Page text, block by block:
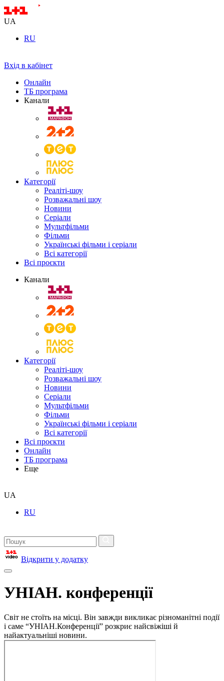
UA
RU
Вхід в кабінет
Онлайн
ТБ програма
Канали
Категорії
Реаліті-шоу
Розважальні шоу
Новини
Серіали
Мультфільми
Фільми
Українські фільми і серіали
Всі категорії
Всі проєкти
Канали
Категорії
Реаліті-шоу
Розважальні шоу
Новини
Серіали
Мультфільми
Фільми
Українські фільми і серіали
Всі категорії
Всі проєкти
Онлайн
ТБ програма
Еще
UA
RU
Відкрити у додатку
УНІАН. конференції
Світ не стоїть на місці. Він завжди викликає різноманітні події
і саме “УНІАН.Конференції” розкриє найсвіжіші й
найактуальніші новини.